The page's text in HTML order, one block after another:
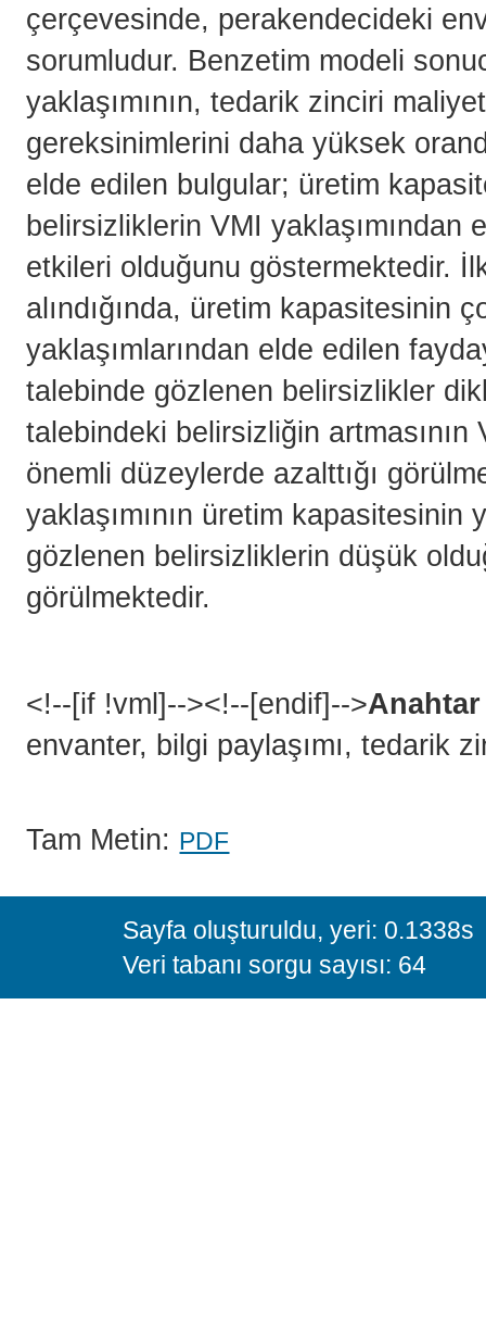
çerçevesinde, perakendecideki
sorumludur. Benzetim modeli
yaklaşımının, tedarik zinciri
gereksinimlerini daha yüksek
elde edilen bulgular; üretim
belirsizliklerin VMI yaklaşımından
etkileri olduğunu göstermektedir.
alındığında, üretim kapasitesinin
yaklaşımlarından elde edilen
talebinde gözlenen belirsizlikler
talebindeki belirsizliğin artmasının
önemli düzeylerde azalttığı
yaklaşımının üretim
gözlenen belirsizliklerin düşük
görülmektedir.
<!--[if !vml]--><!--[endif]-->
envanter, bilgi paylaşımı, tedarik
Tam Metin: PDF
Sayfa oluşturuldu, yeri: 0.1338s
Veri tabanı sorgu sayısı: 64